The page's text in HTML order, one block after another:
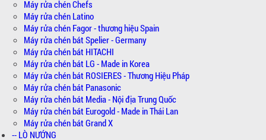
Máy rửa chén Chefs
Máy rửa chén Latino
Máy rửa chén Fagor - thương hiệu Spain
Máy rửa chén bát Spelier - Germany
Máy rửa chén bát HITACHI
Máy rửa chén bát LG - Made in Korea
Máy rửa chén bát ROSIERES - Thương Hiệu Pháp
Máy rửa chén bát Panasonic
Máy rửa chén bát Media - Nội địa Trung Quốc
Máy rửa chén bát Eurogold - Made in Thái Lan
Máy rửa chén bát Grand X
-- LÒ NƯỚNG